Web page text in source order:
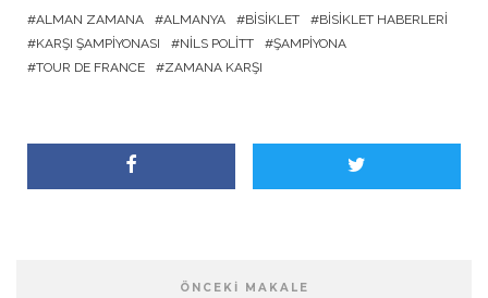
ALMAN ZAMANA ALMANYA BISIKLET
BISIKLET HABERLERI
KARŞI ŞAMPIYONASI
NILS POLITT
ŞAMPIYONA
TOUR DE FRANCE
ZAMANA KARŞI
ÖNCEKI MAKALE